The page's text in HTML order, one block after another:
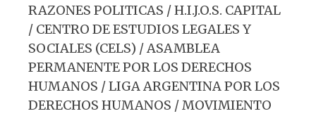
RAZONES POLITICAS / H.I.J.O.S. CAPITAL
/ CENTRO DE ESTUDIOS LEGALES Y
SOCIALES (CELS) / ASAMBLEA
PERMANENTE POR LOS DERECHOS
HUMANOS / LIGA ARGENTINA POR LOS
DERECHOS HUMANOS / MOVIMIENTO